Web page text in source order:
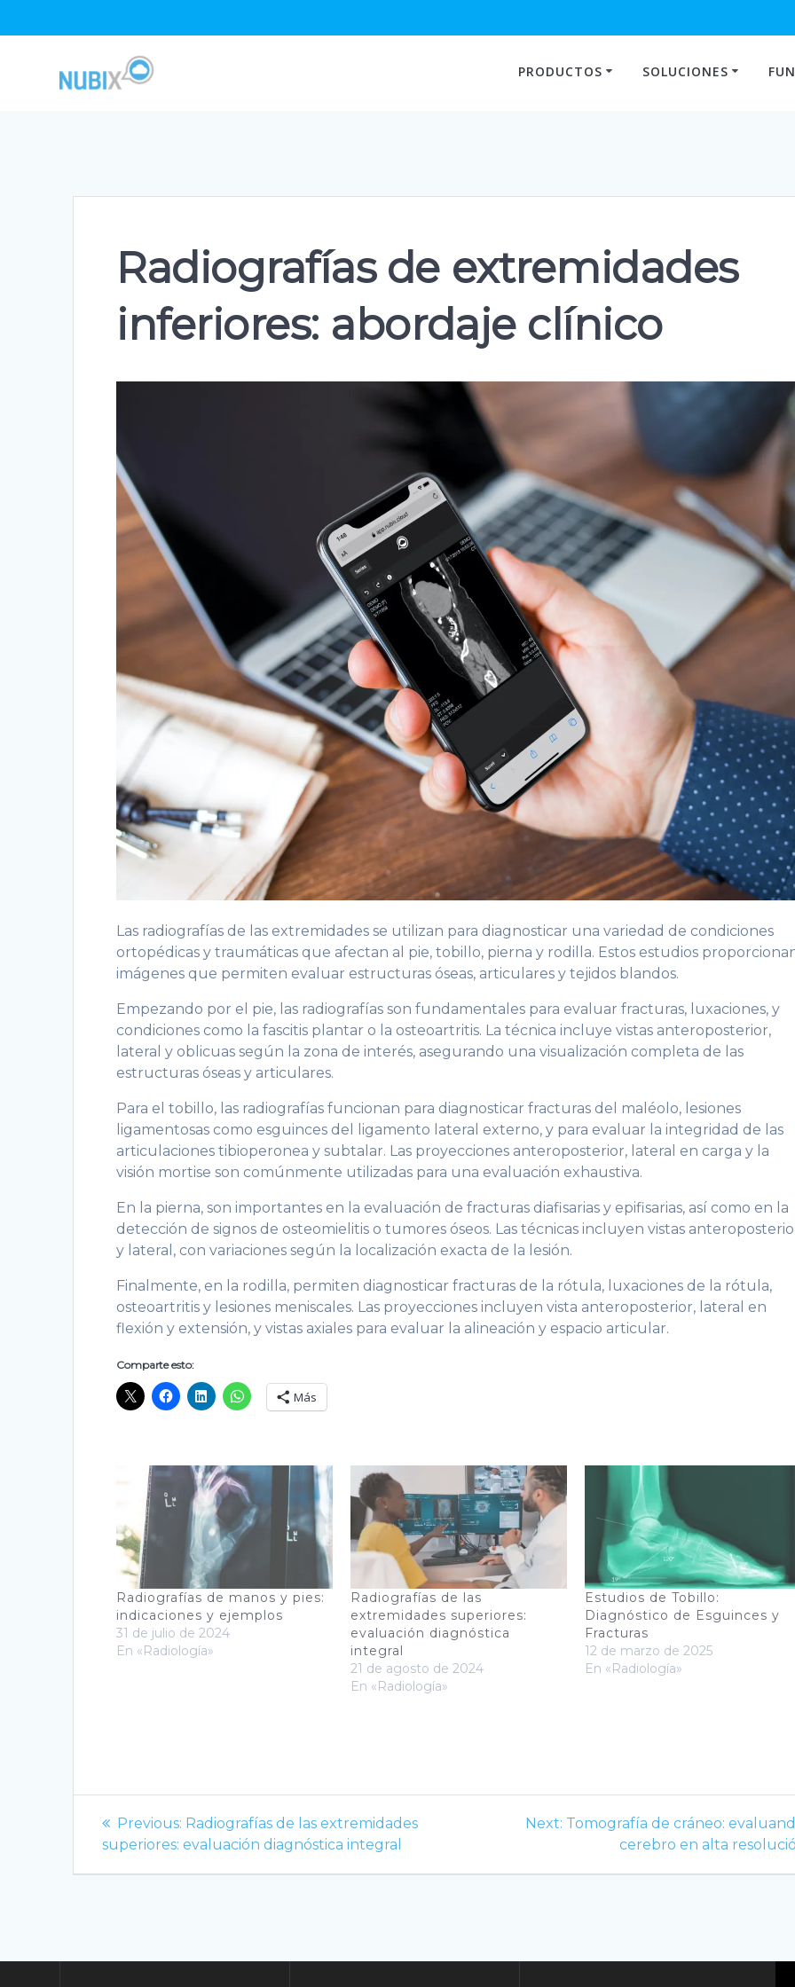
PRODUCTOS
SOLUCIONES
Radiografías de extremidades
inferiores: abordaje clínico
Las radiografías de las extremidades se utilizan para diagnosticar una variedad de condiciones
ortopédicas y traumáticas que afectan al pie, tobillo, pierna y rodilla. Estos estudios
imágenes que permiten evaluar estructuras óseas, articulares y tejidos blandos.
Empezando por el pie, las radiografías son fundamentales para evaluar fracturas, luxaciones, y
condiciones como la fascitis plantar o la osteoartritis. La técnica incluye vistas anteroposterior,
lateral y oblicuas según la zona de interés, asegurando una visualización completa de las
estructuras óseas y articulares.
Para el tobillo, las radiografías funcionan para diagnosticar fracturas del maléolo, lesiones
ligamentosas como esguinces del ligamento lateral externo, y para evaluar la integridad de las
articulaciones tibioperonea y subtalar. Las proyecciones anteroposterior, lateral en carga y la
visión mortise son comúnmente utilizadas para una evaluación exhaustiva.
En la pierna, son importantes en la evaluación de fracturas diafisarias y epifisarias, así como en la
detección de signos de osteomielitis o tumores óseos. Las técnicas incluyen vistas
y lateral, con variaciones según la localización exacta de la lesión.
Finalmente, en la rodilla, permiten diagnosticar fracturas de la rótula, luxaciones de la rótula,
osteoartritis y lesiones meniscales. Las proyecciones incluyen vista anteroposterior, lateral en
flexión y extensión, y vistas axiales para evaluar la alineación y espacio articular.
Comparte esto:
Más
Radiografías de manos y pies:
indicaciones y ejemplos
31 de julio de 2024
En «Radiología»
Radiografías de las
extremidades superiores:
evaluación diagnóstica
integral
21 de agosto de 2024
En «Radiología»
Estudios de Tobillo:
Diagnóstico de Esguinces y
Fracturas
12 de marzo de 2025
En «Radiología»
Navegación
de
Previous: Previous
post:
Radiografías de las extremidades
superiores: evaluación diagnóstica integral
Next: Next
Tomografía de cráneo:
cerebro en alta